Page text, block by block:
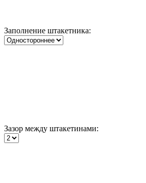
Заполнение штакетника:
Зазор между штакетинами: